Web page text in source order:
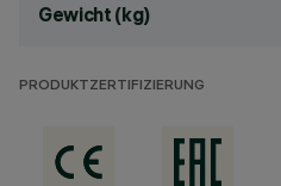
Gewicht (kg)
PRODUKTZERTIFIZIERUNG